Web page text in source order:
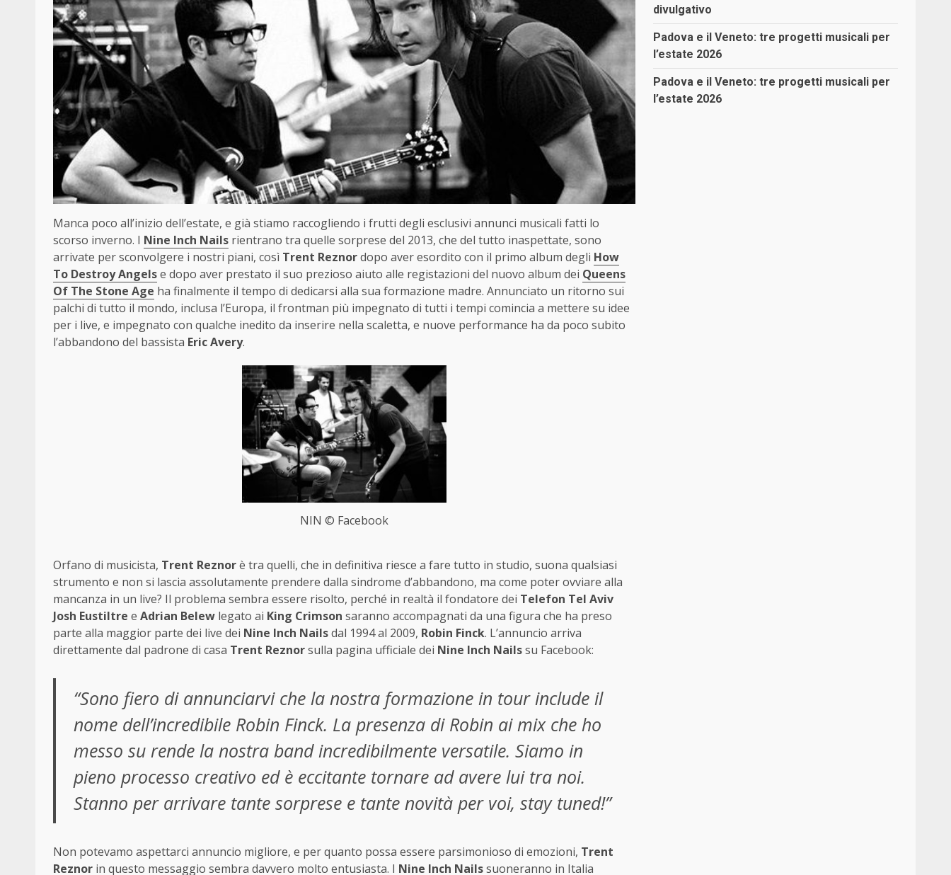
Manca poco all’inizio dell’estate, e già stiamo raccogliendo i frutti degli esclusivi annunci musicali fatti lo
scorso inverno. I Nine Inch Nails rientrano tra quelle sorprese del 2013, che del tutto inaspettate, sono
arrivate per sconvolgere i nostri piani, così Trent Reznordopo aver esordito con il primo album degli How
To Destroy Angelse dopo aver prestato il suo prezioso aiuto alle registazioni del nuovo album dei Queens
Of The Stone Age ha finalmente il tempo di dedicarsi alla sua formazione madre. Annunciato un ritorno sui
palchi di tutto il mondo, inclusa l’Europa, il frontman più impegnato di tutti i tempi comincia a mettere su idee
per i live, e impegnato con qualche inedito da inserire nella scaletta, e nuove performance ha da poco subito
l’abbandono del bassista Eric Avery.
NIN © Facebook
Orfano di musicista, Trent Reznorè tra quelli, che in definitiva riesce a fare tutto in studio, suona qualsiasi
strumento e non si lascia assolutamente prendere dalla sindrome d’abbandono, ma come poter ovviare alla
mancanza in un live? Il problema sembra essere risolto, perché in realtà il fondatore dei Telefon Tel Aviv
Josh Eustiltre e Adrian Belew legato ai King Crimson saranno accompagnati da una figura che ha preso
parte alla maggior parte dei live dei Nine Inch Nailsdal 1994 al 2009, Robin Finck. L’annuncio arriva
direttamente dal padrone di casa Trent Reznorsulla pagina ufficiale dei Nine Inch Nailssu Facebook:
“Sono fiero di annunciarvi che la nostra formazione in tour include il
nome dell’incredibile Robin Finck. La presenza di Robin ai mix che ho
messo su rende la nostra band incredibilmente versatile. Siamo in
pieno processo creativo ed è eccitante tornare ad avere lui tra noi.
Stanno per arrivare tante sorprese e tante novità per voi, stay tuned!”
Non potevamo aspettarci annuncio migliore, e per quanto possa essere parsimonioso di emozioni, Trent
Reznor in questo messaggio sembra davvero molto entusiasta. I Nine Inch Nailssuoneranno in Italia
divulgativo
Padova e il Veneto: tre progetti musicali per
l’estate 2026
Padova e il Veneto: tre progetti musicali per
l’estate 2026